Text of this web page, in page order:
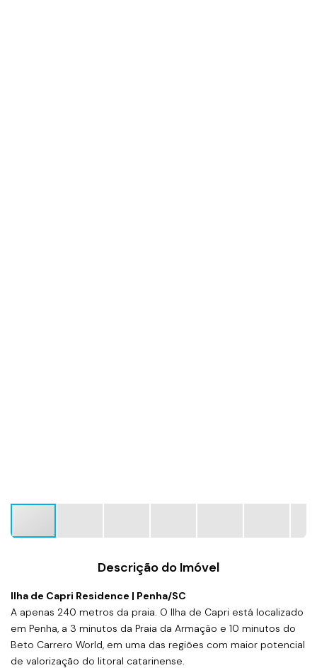
Descrição do Imóvel
Ilha de Capri Residence | Penha/SC
A apenas 240 metros da praia. O Ilha de Capri está localizado
em Penha, a 3 minutos da Praia da Armação e 10 minutos do
Beto Carrero World, em uma das regiões com maior potencial
de valorização do litoral catarinense.